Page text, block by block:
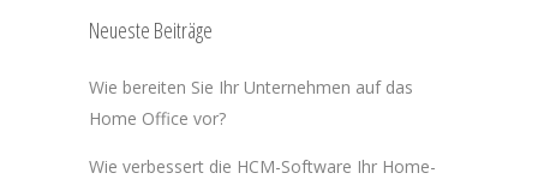
Neueste Beiträge
Wie bereiten Sie Ihr Unternehmen auf das
Home Office vor?
Wie verbessert die HCM-Software Ihr Home-